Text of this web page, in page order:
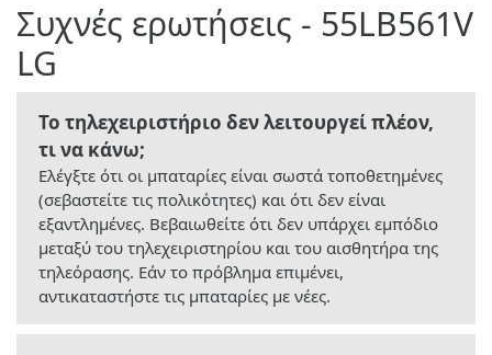
Συχνές ερωτήσεις - 55LB561V
LG
Το τηλεχειριστήριο δεν λειτουργεί πλέον,
τι να κάνω;
Ελέγξτε ότι οι μπαταρίες είναι σωστά τοποθετημένες
(σεβαστείτε τις πολικότητες) και ότι δεν είναι
εξαντλημένες. Βεβαιωθείτε ότι δεν υπάρχει εμπόδιο
μεταξύ του τηλεχειριστηρίου και του αισθητήρα της
τηλεόρασης. Εάν το πρόβλημα επιμένει,
αντικαταστήστε τις μπαταρίες με νέες.